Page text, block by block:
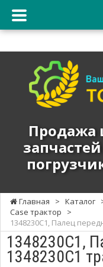
ЮНИОН"
автокамер
запчастей
к
сельхозтехнике,
погрузчикам
и
грузовикам.
Продажа
Главная > Каталог
Case трактор
>
1348230C1, Палец
1348230C1,
1348230C1